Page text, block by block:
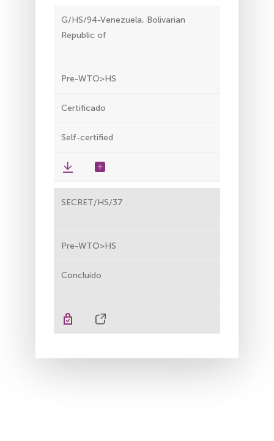
G/HS/94-Venezuela, Bolivarian
Republic of
Pre-WTO>HS
Certificado
Self-certified
SECRET/HS/37
Pre-WTO>HS
Concluido